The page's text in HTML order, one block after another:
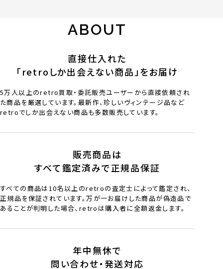
ABOUT
直接仕入れた
「retroしか出会えない商品」をお届け
5万人以上のretro買取・委託販売ユーザーから直接依頼され
た商品を厳選しています。最新作、珍しいヴィンテージ品など
retroでしか出会えない商品も多数販売しています。
販売商品は
すべて鑑定済みで正規品保証
すべての商品は10名以上のretroの査定士によって鑑定され、
正規品を保証されています。万が一お届けした商品が偽造品で
あることが判明した場合、retroは購入者に全額返金します。
年中無休で
問い合わせ・発送対応